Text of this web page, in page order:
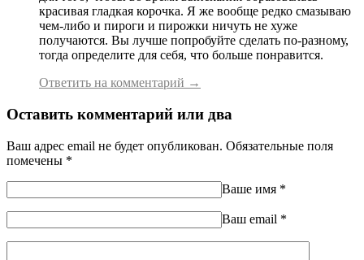
красивая гладкая корочка. Я же вообще редко смазываю
чем-либо и пироги и пирожки ничуть не хуже
получаются. Вы лучше попробуйте сделать по-разному,
тогда определите для себя, что больше понравится.
Ответить на комментарий →
Оставить комментарий или два
Ваш адрес email не будет опубликован. Обязательные поля
помечены *
Ваше имя *
Ваш еmail *